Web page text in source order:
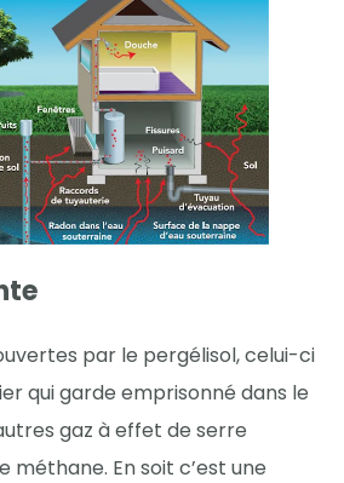
par le pergélisol, celui-ci
qui garde emprisonné dans le
gaz à effet de serre
méthane. En soit c’est une